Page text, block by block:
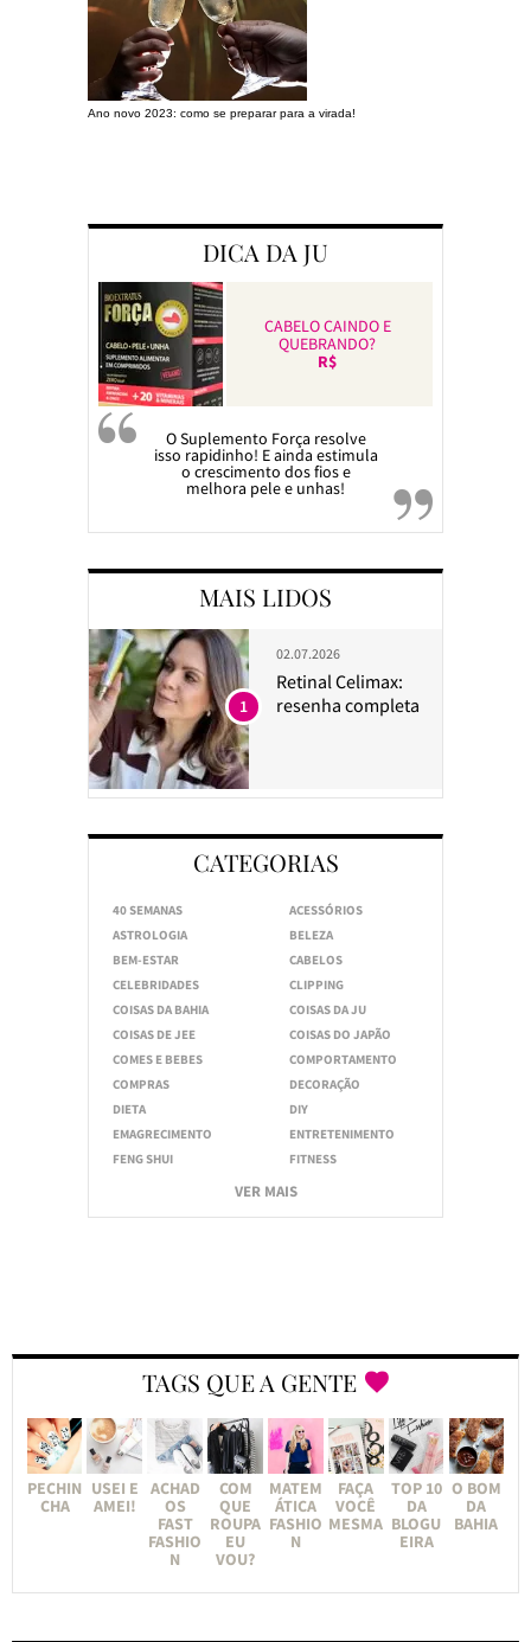
Ano novo 2023: como se preparar para a virada!
DICA DA JU
CABELO CAINDO E
QUEBRANDO?
R$
O Suplemento Força resolve
isso rapidinho! E ainda estimula
o crescimento dos fios e
melhora pele e unhas!
MAIS LIDOS
02.07.2026
Retinal Celimax:
resenha completa
1
CATEGORIAS
40 SEMANAS
ACESSÓRIOS
ASTROLOGIA
BELEZA
BEM-ESTAR
CABELOS
CELEBRIDADES
CLIPPING
COISAS DA BAHIA
COISAS DA JU
COISAS DE JEE
COISAS DO JAPÃO
COMES E BEBES
COMPORTAMENTO
COMPRAS
DECORAÇÃO
DIETA
DIY
EMAGRECIMENTO
ENTRETENIMENTO
FENG SHUI
FITNESS
VER MAIS
TAGS QUE A GENTE
PECHIN
CHA
USEI E
AMEI!
ACHAD
OS
FAST
FASHIO
N
COM
QUE
ROUPA
EU
VOU?
MATEM
ÁTICA
FASHIO
N
FAÇA
VOCÊ
MESMA
TOP 10
DA
BLOGU
EIRA
O BOM
DA
BAHIA